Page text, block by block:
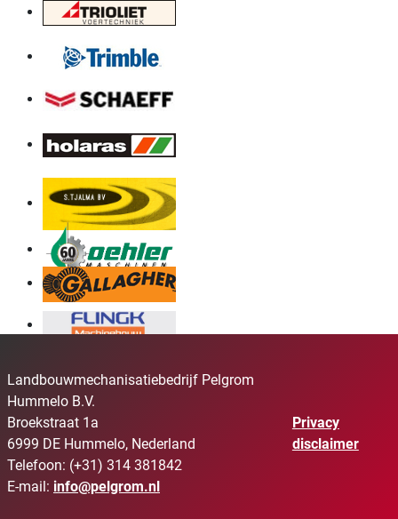
Landbouwmechanisatiebedrijf Pelgrom
Hummelo B.V.
Broekstraat 1a
6999 DE Hummelo, Nederland
Telefoon: (+31) 314 381842
E-mail: info@pelgrom.nl
Privacy
disclaimer